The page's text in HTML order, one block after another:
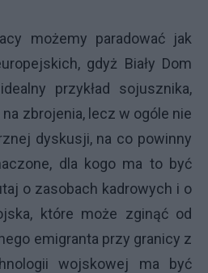
możemy paradować jak
gdyż Biały Dom
przykład sojusznika,
zbrojenia, lecz w ogóle nie
dyskusji, na co powinny
dla kogo ma to być
o zasobach kadrowych i o
które może zginąć od
emigranta przy granicy z
wojskowej ma być